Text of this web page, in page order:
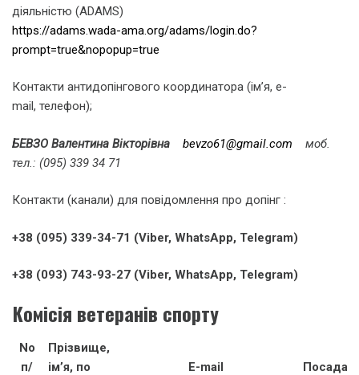
діяльністю (ADAMS)
https://adams.wada-ama.org/adams/login.do?
prompt=true&nopopup=true
Контакти антидопінгового координатора (ім’я, e-
mail, телефон);
БЕВЗО Валентина Вікторівна bevzo61@gmail.com моб.
тел.: (095) 339 34 71
Контакти (канали) для повідомлення про допінг :
+38 (095) 339-34-71 (Viber, WhatsApp, Telegram)
+38 (093) 743-93-27 (Viber, WhatsApp, Telegram)
Комісія ветеранів спорту
No
п/
Прізвище,
ім’я, по
E-mail Посада